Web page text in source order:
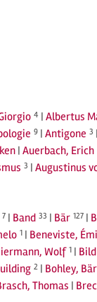
4 | Albertus
9 | Antigone 3 |
| Auerbach, Erich
3 | Augustinus
7 | Band 33 | Bär 127 |
1 | Beneviste,
Wolf 1 | Bild
2 | Bohley,
Thomas |